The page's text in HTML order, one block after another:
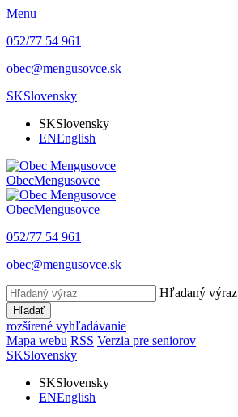
Menu
052/77 54 961
obec@mengusovce.sk
SKSlovensky
SKSlovensky
ENEnglish
ObecMengusovce
ObecMengusovce
052/77 54 961
obec@mengusovce.sk
Hľadaný výraz
Hľadať
rozšírené vyhľadávanie
Mapa webu RSS Verzia pre seniorov
SKSlovensky
SKSlovensky
ENEnglish